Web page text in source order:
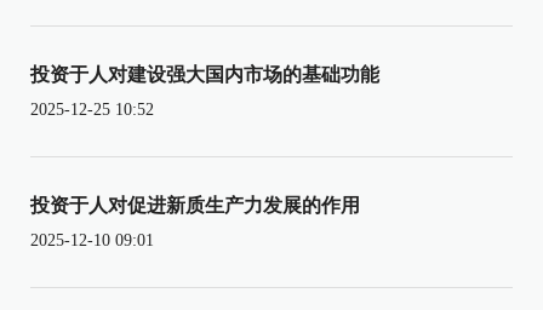
投资于人对建设强大国内市场的基础功能
2025-12-25 10:52
投资于人对促进新质生产力发展的作用
2025-12-10 09:01